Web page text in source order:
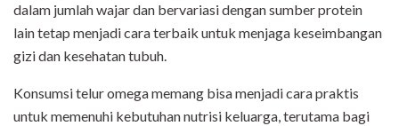
dalam jumlah wajar dan bervariasi dengan sumber protein
lain tetap menjadi cara terbaik untuk menjaga keseimbangan
gizi dan kesehatan tubuh.
Konsumsi telur omega memang bisa menjadi cara praktis
untuk memenuhi kebutuhan nutrisi keluarga, terutama bagi